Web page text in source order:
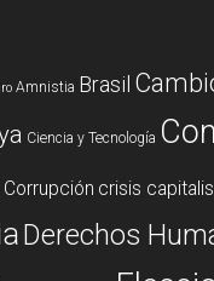
Amnistia Brasil
Ciencia y Tecnología
Corrupción crisis
Derechos